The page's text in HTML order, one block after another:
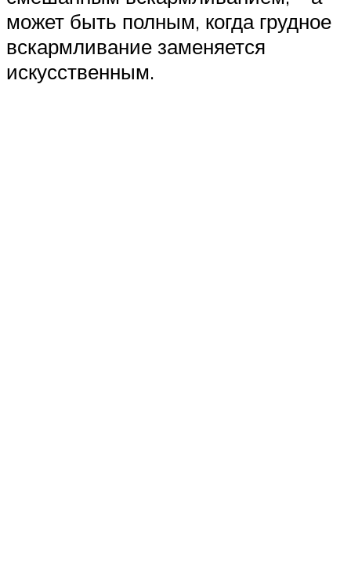
может быть полным, когда грудное
вскармливание заменяется
искусственным.